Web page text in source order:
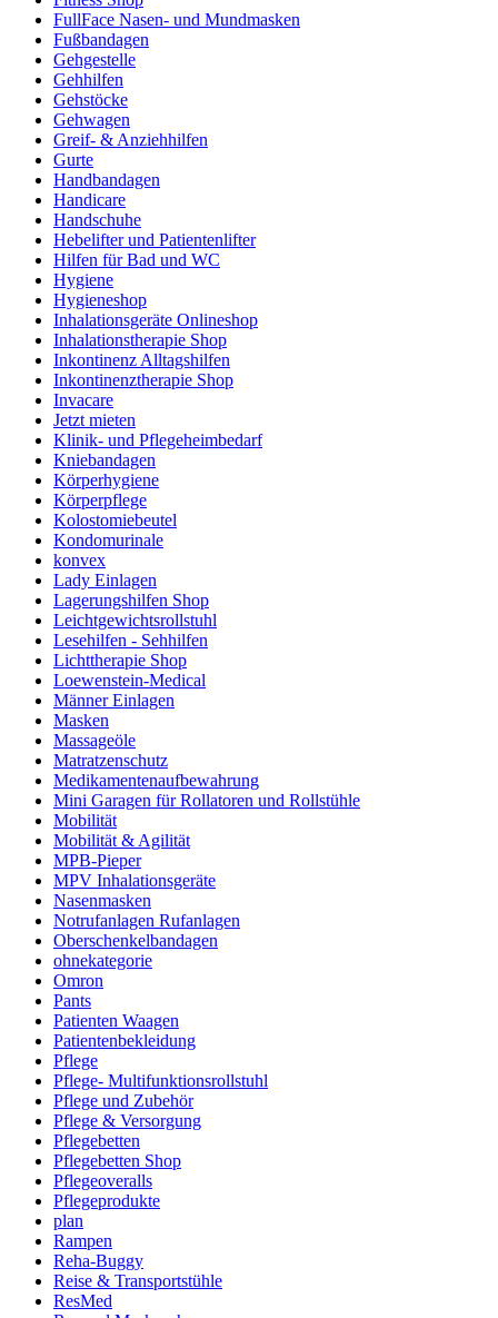
FullFace Nasen- und Mundmasken
Fußbandagen
Gehgestelle
Gehhilfen
Gehstöcke
Gehwagen
Greif- & Anziehhilfen
Gurte
Handbandagen
Handicare
Handschuhe
Hebelifter und Patientenlifter
Hilfen für Bad und WC
Hygiene
Hygieneshop
Inhalationsgeräte Onlineshop
Inhalationstherapie Shop
Inkontinenz Alltagshilfen
Inkontinenztherapie Shop
Invacare
Jetzt mieten
Klinik- und Pflegeheimbedarf
Kniebandagen
Körperhygiene
Körperpflege
Kolostomiebeutel
Kondomurinale
konvex
Lady Einlagen
Lagerungshilfen Shop
Leichtgewichtsrollstuhl
Lesehilfen - Sehhilfen
Lichttherapie Shop
Loewenstein-Medical
Männer Einlagen
Masken
Massageöle
Matratzenschutz
Medikamentenaufbewahrung
Mini Garagen für Rollatoren und Rollstühle
Mobilität
Mobilität & Agilität
MPB-Pieper
MPV Inhalationsgeräte
Nasenmasken
Notrufanlagen Rufanlagen
Oberschenkelbandagen
ohnekategorie
Omron
Pants
Patienten Waagen
Patientenbekleidung
Pflege
Pflege- Multifunktionsrollstuhl
Pflege und Zubehör
Pflege & Versorgung
Pflegebetten
Pflegebetten Shop
Pflegeoveralls
Pflegeprodukte
plan
Rampen
Reha-Buggy
Reise & Transportstühle
ResMed